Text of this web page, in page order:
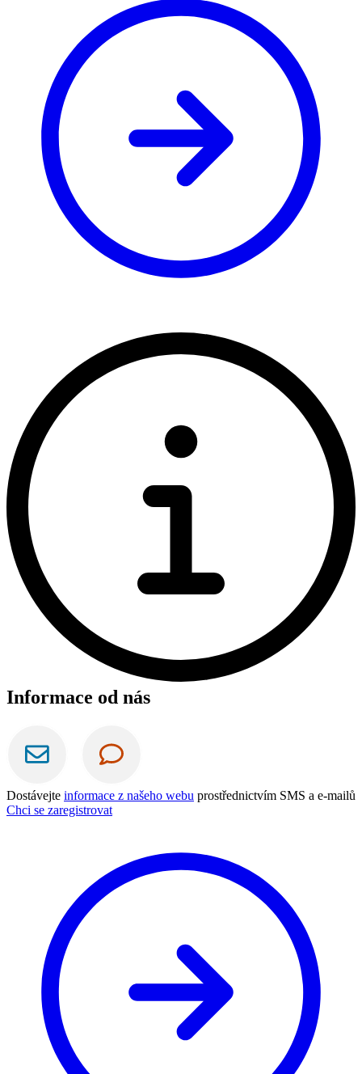
Informace od nás
Dostávejte informace z našeho webu prostřednictvím SMS a e-mailů
Chci se zaregistrovat